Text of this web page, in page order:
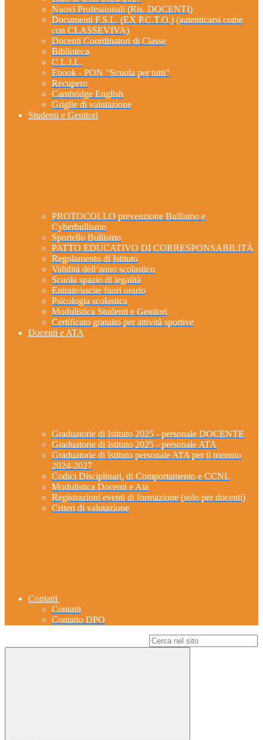
Nuovi Professionali (Ris. DOCENTI)
Documenti F.S.L. (EX P.C.T.O.) (autenticarsi come
con CLASSEVIVA)
Docenti Coordinatori di Classe
Biblioteca
C.L.I.L.
Ebook - PON "Scuola per tutti"
Recupero
Cambridge English
Griglie di valutazione
Studenti e Genitori
PROTOCOLLO prevenzione Bullismo e
Cyberbullismo
Sportello Bullismo
PATTO EDUCATIVO DI CORRESPONSABILITÀ
Regolamento di Istituto
Validità dell’anno scolastico
Scuola spazio di legalità
Entrate/uscite fuori orario
Psicologia scolastica
Modulistica Studenti e Genitori
Certificato gratuito per attività sportive
Docenti e ATA
Graduatorie di Istituto 2025 - personale DOCENTE
Graduatorie di Istituto 2025 - personale ATA
Graduatorie di Istituto personale ATA per il triennio
2024-2027
Codici Disciplinari, di Comportamento e CCNL
Modulistica Docenti e Ata
Registrazioni eventi di formazione (solo per docenti)
Criteri di valutazione
Contatti
Contatti
Contatto DPO